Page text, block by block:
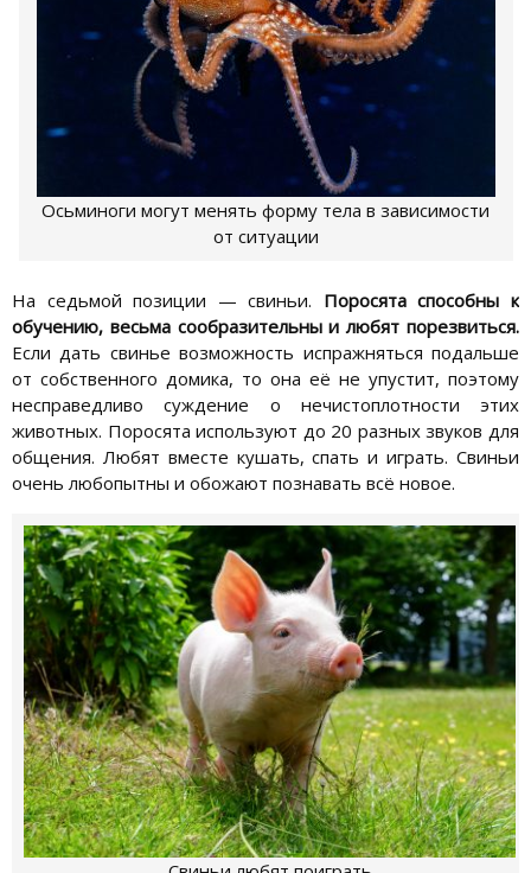
Осьминоги могут менять форму тела в зависимости
от ситуации
На седьмой позиции — свиньи. Поросята способны к
обучению, весьма сообразительны и любят порезвиться.
Если дать свинье возможность испражняться подальше
от собственного домика, то она её не упустит, поэтому
несправедливо суждение о нечистоплотности этих
животных. Поросята используют до 20 разных звуков для
общения. Любят вместе кушать, спать и играть. Свиньи
очень любопытны и обожают познавать всё новое.